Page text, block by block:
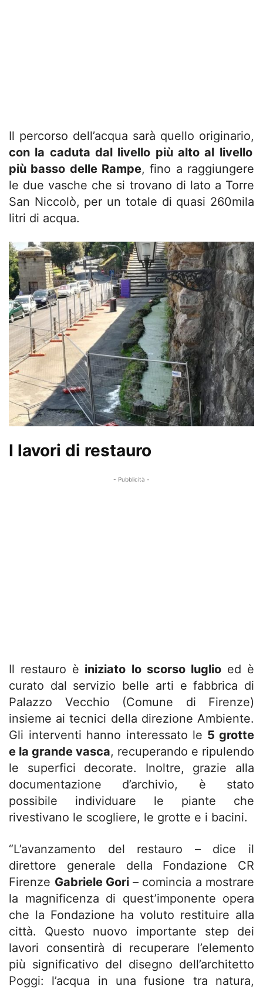
Il percorso dell’acqua sarà quello originario,
con la caduta dal livello più alto al livello
più basso delle Rampe, fino a raggiungere
le due vasche che si trovano di lato a Torre
San Niccolò, per un totale di quasi 260mila
litri di acqua.
I lavori di restauro
- Pubblicità -
Il restauro è iniziato lo scorso luglioed è
curato dal servizio belle arti e fabbrica di
Palazzo Vecchio (Comune di Firenze)
insieme ai tecnici della direzione Ambiente.
Gli interventi hanno interessato le 5 grotte
e la grande vasca, recuperando e ripulendo
le superfici decorate. Inoltre, grazie alla
documentazione d’archivio, è stato
possibile individuare le piante che
rivestivano le scogliere, le grotte e i bacini.
“L’avanzamento del restauro – dice il
direttore generale della Fondazione CR
Firenze Gabriele Gori – comincia a mostrare
la magnificenza di quest’imponente opera
che la Fondazione ha voluto restituire alla
città. Questo nuovo importante step dei
lavori consentirà di recuperare l’elemento
più significativo del disegno dell’architetto
Poggi: l’acqua in una fusione tra natura,